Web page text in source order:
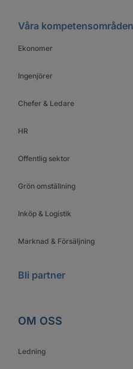
Våra kompetensområden
Ekonomer
Ingenjörer
Chefer & Ledare
HR
Offentlig sektor
Grön omställning
Inköp & Logistik
Marknad & Försäljning
Bli partner
OM OSS
Ledning